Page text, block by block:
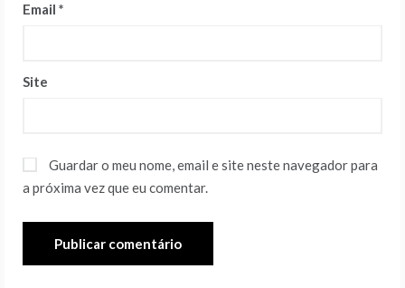
Email *
Site
Guardar o meu nome, email e site neste navegador para
a próxima vez que eu comentar.